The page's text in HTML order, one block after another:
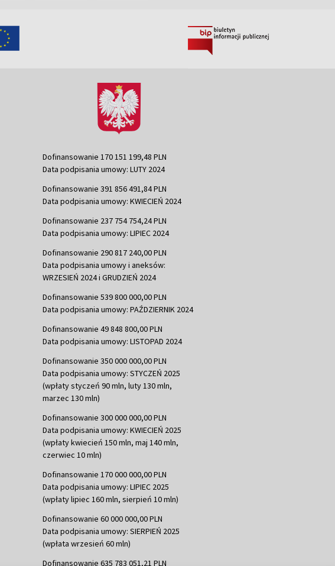
Dofinansowanie 170 151 199,48 PLN
Data podpisania umowy: LUTY 2024
Dofinansowanie 391 856 491,84 PLN
Data podpisania umowy: KWIECIEŃ 2024
Dofinansowanie 237 754 754,24 PLN
Data podpisania umowy: LIPIEC 2024
Dofinansowanie 290 817 240,00 PLN
Data podpisania umowy i aneksów:
WRZESIEŃ 2024 i GRUDZIEŃ 2024
Dofinansowanie 539 800 000,00 PLN
Data podpisania umowy: PAŹDZIERNIK 2024
Dofinansowanie 49 848 800,00 PLN
Data podpisania umowy: LISTOPAD 2024
Dofinansowanie 350 000 000,00 PLN
Data podpisania umowy: STYCZEŃ 2025
(wpłaty styczeń 90 mln, luty 130 mln,
marzec 130 mln)
Dofinansowanie 300 000 000,00 PLN
Data podpisania umowy: KWIECIEŃ 2025
(wpłaty kwiecień 150 mln, maj 140 mln,
czerwiec 10 mln)
Dofinansowanie 170 000 000,00 PLN
Data podpisania umowy: LIPIEC 2025
(wpłaty lipiec 160 mln, sierpień 10 mln)
Dofinansowanie 60 000 000,00 PLN
Data podpisania umowy: SIERPIEŃ 2025
(wpłata wrzesień 60 mln)
Dofinansowanie 635 783 051,21 PLN